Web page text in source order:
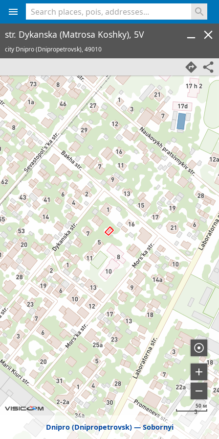
Dnipro (Dnipropetrovsk) Sobornyi
50 м
str. Dykanska (Matrosa Koshky), 5V
city Dnipro (Dnipropetrovsk),49010
<% console.log(hcard) %>